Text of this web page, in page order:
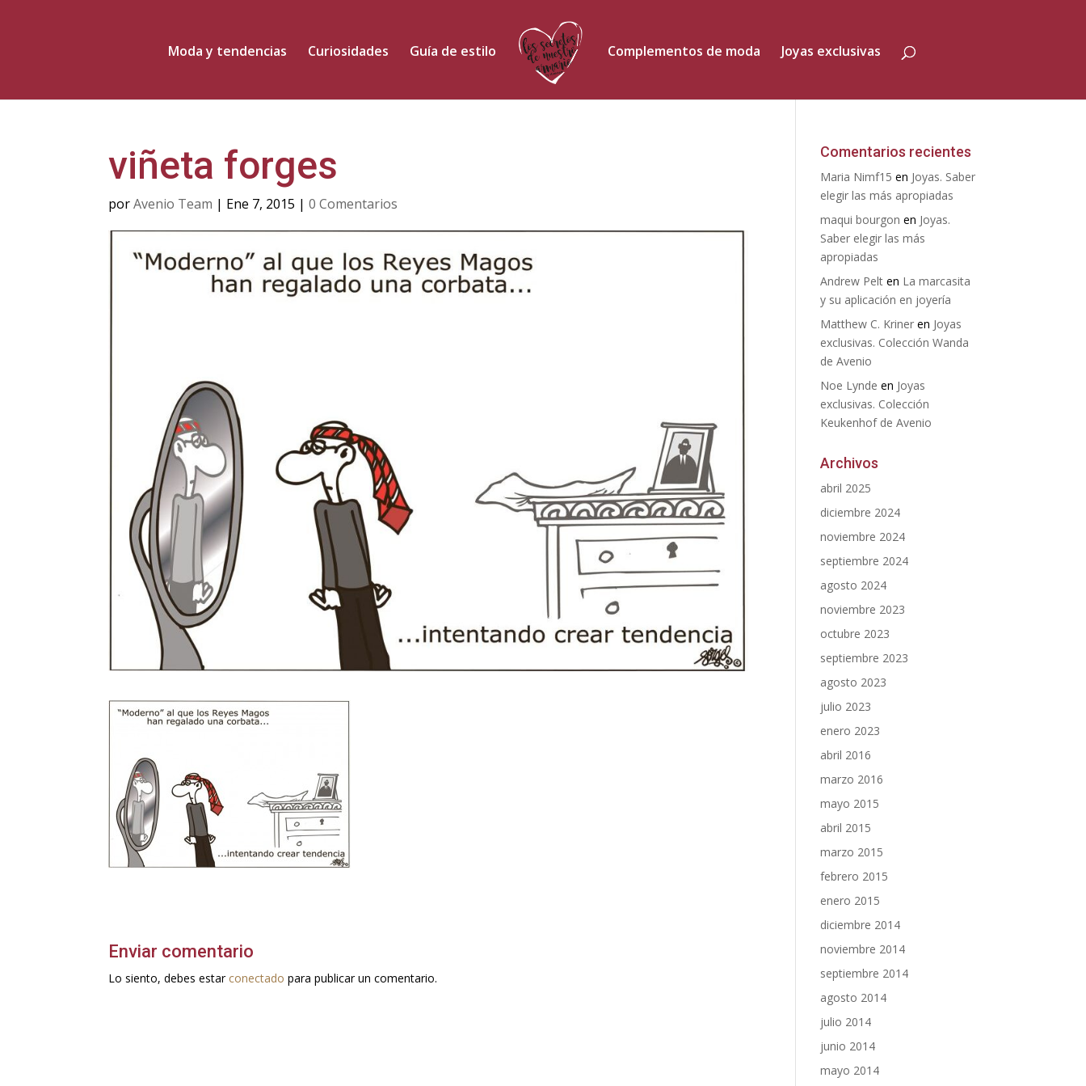
Moda y tendencias Curiosidades Guía de estilo Complementos de moda Joyas exclusivas
viñeta forges
porAvenio Team | Ene 7, 2015 |0 Comentarios
Enviar comentario
Lo siento, debes estar conectado para publicar un comentario.
Comentarios recientes
Maria Nimf15 en Joyas. Saber
elegir las más apropiadas
maqui bourgon en Joyas.
Saber elegir las más
apropiadas
Andrew Pelt en La marcasita
y su aplicación en joyería
Matthew C. Kriner en Joyas
exclusivas. Colección Wanda
de Avenio
Noe Lynde en Joyas
exclusivas. Colección
Keukenhof de Avenio
Archivos
abril 2025
diciembre 2024
noviembre 2024
septiembre 2024
agosto 2024
noviembre 2023
octubre 2023
septiembre 2023
agosto 2023
julio 2023
enero 2023
abril 2016
marzo 2016
mayo 2015
abril 2015
marzo 2015
febrero 2015
enero 2015
diciembre 2014
noviembre 2014
septiembre 2014
agosto 2014
julio 2014
junio 2014
mayo 2014